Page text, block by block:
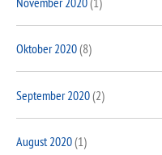
Oktober 2020(8)
September 2020(2)
August 2020(1)